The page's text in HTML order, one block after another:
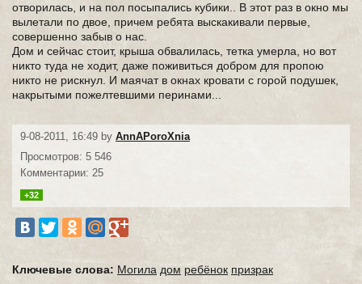
отворилась, и на пол посыпались кубики.. В этот раз в окно мы
вылетали по двое, причем ребята выскакивали первые,
совершенно забыв о нас.
Дом и сейчас стоит, крыша обвалилась, тетка умерла, но вот
никто туда не ходит, даже поживиться добром для пропою
никто не рискнул. И маячат в окнах кровати с горой подушек,
накрытыми пожелтевшими перинами...
9-08-2011, 16:49 by AnnAPoroXnia
Просмотров: 5 546
Комментарии: 25
+32
Ключевые слова: Могила дом ребёнок призрак